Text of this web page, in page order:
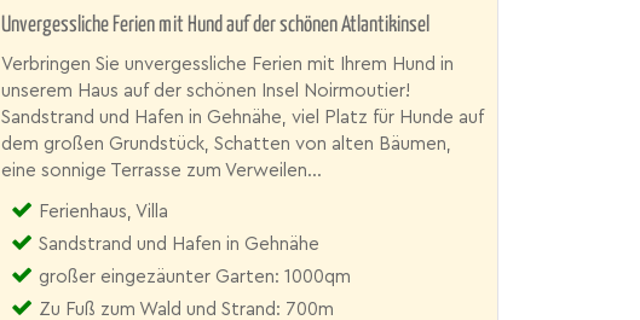
Unvergessliche Ferien mit Hund auf der schönen Atlantikinsel
Verbringen Sie unvergessliche Ferien mit Ihrem Hund in
unserem Haus auf der schönen Insel Noirmoutier!
Sandstrand und Hafen in Gehnähe, viel Platz für Hunde auf
dem großen Grundstück, Schatten von alten Bäumen,
eine sonnige Terrasse zum Verweilen...
Ferienhaus, Villa
Sandstrand und Hafen in Gehnähe
großer eingezäunter Garten: 1000qm
Zu Fuß zum Wald und Strand: 700m